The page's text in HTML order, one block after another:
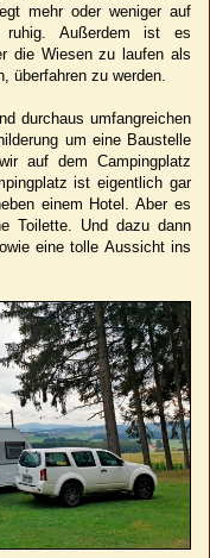
mehr oder weniger auf
Außerdem ist es
die Wiesen zu laufen als
überfahren zu werden.
durchaus umfangreichen
um eine Baustelle
auf dem Campingplatz
ist eigentlich gar
einem Hotel. Aber es
Toilette. Und dazu dann
eine tolle Aussicht ins